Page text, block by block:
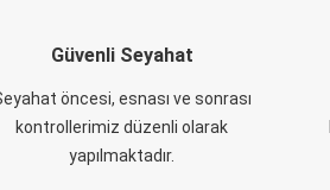
Güvenli Seyahat
öncesi, esnası ve sonrası
kontrollerimiz düzenli olarak
yapılmaktadır.